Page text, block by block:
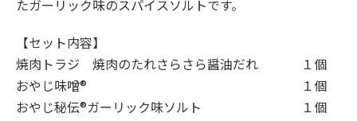
たガーリック味のスパイスソルトです。
【セット内容】
焼肉トラジ 焼肉のたれさらさら醤油だれ
１個
おやじ味噌®
１個
おやじ秘伝®ガーリック味ソルト
１個